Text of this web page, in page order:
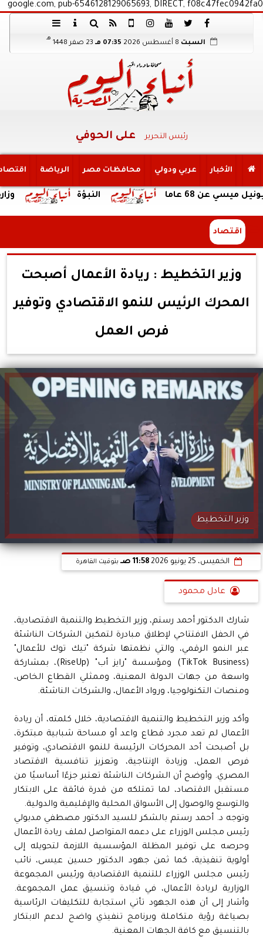
google.com, pub-6546128129065693, DIRECT, f08c47fec0942fa0
السبت 07:35 مـ 23 صفر 1448
هـ
رئيس التحرير على الحوفي
الأخبار عربي ودولي محافظات مصر الرياضة
وزارة النبؤة عاما
اقتصاد
وزير التخطيط : ريادة الأعمال أصبحت
المحرك الرئيس للنمو الاقتصادي وتوفير
فرص العمل
وزير التخطيط
الخميس، 25 يونيو 2026 11:58 صـ بتوقيت القاهرة
عادل محمود
شارك الدكتور أحمد رستم، وزير التخطيط والتنمية الاقتصادية،
في الحفل الافتتاحي لإطلاق مبادرة لتمكين الشركات الناشئة
عبر النمو الرقمي، والتي نظمتها شركة "تيك توك للأعمال"
(TikTok Business) ومؤسسة "رايز أب" (RiseUp)، بمشاركة
واسعة من جهات الدولة المعنية، وممثلي القطاع الخاص،
ومنصات التكنولوجيا، ورواد الأعمال، والشركات الناشئة.
وأكد وزير التخطيط والتنمية الاقتصادية، خلال كلمته، أن ريادة
الأعمال لم تعد مجرد قطاع واعد أو مساحة شبابية مبتكرة،
بل أصبحت أحد المحركات الرئيسة للنمو الاقتصادي، وتوفير
فرص العمل، وزيادة الإنتاجية، وتعزيز تنافسية الاقتصاد
المصري. وأوضح أن الشركات الناشئة تعتبر جزءًا أساسيًا من
مستقبل الاقتصاد، لما تمتلكه من قدرة فائقة على الابتكار
والتوسع والوصول إلى الأسواق المحلية والإقليمية والدولية.
وتوجه د. أحمد رستم بالشكر للسيد الدكتور مصطفي مدبولي
رئيس مجلس الوزراء على دعمه المتواصل لملف ريادة الأعمال
وحرصه على توفير المظلة المؤسسية اللازمة لتحويله إلى
أولوية تنفيذية، كما ثمن جهود الدكتور حسين عيسى، نائب
رئيس مجلس الوزراء للتنمية الاقتصادية ورئيس المجموعة
الوزارية لريادة الأعمال، في قيادة وتنسيق عمل المجموعة.
وأشار إلى أن هذه الجهود تأتي استجابة للتكليفات الرئاسية
بصياغة رؤية متكاملة وبرنامج تنفيذي واضح لدعم الابتكار
بالتنسيق مع كافة الجهات المعنية.